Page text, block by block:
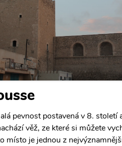
pevnost postavená v 8. století
věž, ze které si můžete
místo je jednou z